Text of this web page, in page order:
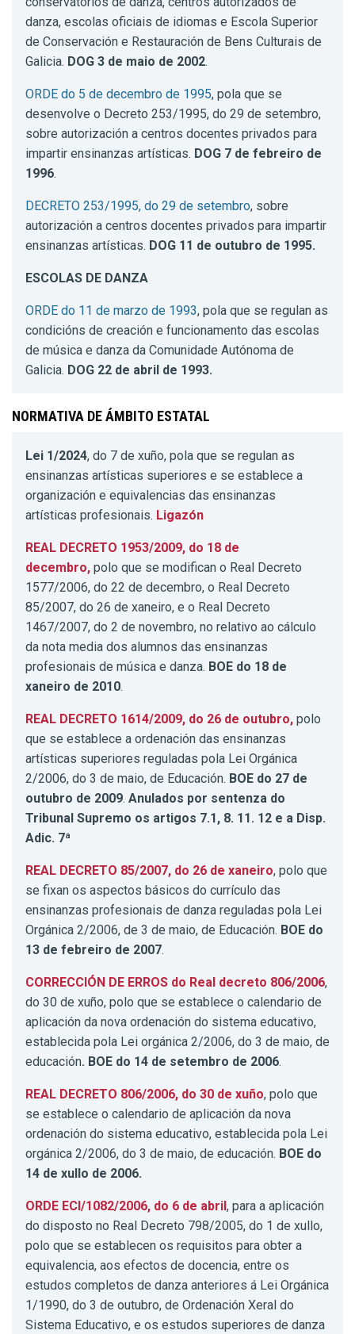
danza, escolas oficiais de idiomas e Escola Superior
de Conservación e Restauración de Bens Culturais de
Galicia. DOG 3 de maio de 2002.
ORDE do 5 de decembro de 1995, pola que se
desenvolve o Decreto 253/1995, do 29 de setembro,
sobre autorización a centros docentes privados para
impartir ensinanzas artísticas. DOG 7 de febreiro de
1996.
DECRETO 253/1995, do 29 de setembro, sobre
autorización a centros docentes privados para impartir
ensinanzas artísticas. DOG 11 de outubro de 1995.
ESCOLAS DE DANZA
ORDE do 11 de marzo de 1993, pola que se regulan as
condicións de creación e funcionamento das escolas
de música e danza da Comunidade Autónoma de
Galicia. DOG 22 de abril de 1993.
NORMATIVA DE ÁMBITO ESTATAL
Lei 1/2024, do 7 de xuño, pola que se regulan as
ensinanzas artísticas superiores e se establece a
organización e equivalencias das ensinanzas
artísticas profesionais. Ligazón
REAL DECRETO 1953/2009, do 18 de
decembro, polo que se modifican o Real Decreto
1577/2006, do 22 de decembro, o Real Decreto
85/2007, do 26 de xaneiro, e o Real Decreto
1467/2007, do 2 de novembro, no relativo ao cálculo
da nota media dos alumnos das ensinanzas
profesionais de música e danza. BOE do 18 de
xaneiro de 2010.
REAL DECRETO 1614/2009, do 26 de outubro, polo
que se establece a ordenación das ensinanzas
artísticas superiores reguladas pola Lei Orgánica
2/2006, do 3 de maio, de Educación. BOE do 27 de
outubro de 2009. Anulados por sentenza do
Tribunal Supremo os artigos 7.1, 8. 11. 12 e a Disp.
Adic. 7ª
REAL DECRETO 85/2007, do 26 de xaneiro, polo que
se fixan os aspectos básicos do currículo das
ensinanzas profesionais de danza reguladas pola Lei
Orgánica 2/2006, de 3 de maio, de Educación. BOE do
13 de febreiro de 2007.
CORRECCIÓN DE ERROS do Real decreto 806/2006,
do 30 de xuño, polo que se establece o calendario de
aplicación da nova ordenación do sistema educativo,
establecida pola Lei orgánica 2/2006, do 3 de maio, de
educación. BOE do 14 de setembro de 2006.
REAL DECRETO 806/2006, do 30 de xuño, polo que
se establece o calendario de aplicación da nova
ordenación do sistema educativo, establecida pola Lei
orgánica 2/2006, do 3 de maio, de educación. BOE do
14 de xullo de 2006.
ORDE ECI/1082/2006, do 6 de abril , para a aplicación
do disposto no Real Decreto 798/2005, do 1 de xullo,
polo que se establecen os requisitos para obter a
equivalencia, aos efectos de docencia, entre os
estudos completos de danza anteriores á Lei Orgánica
1/1990, do 3 de outubro, de Ordenación Xeral do
Sistema Educativo, e os estudos superiores de danza